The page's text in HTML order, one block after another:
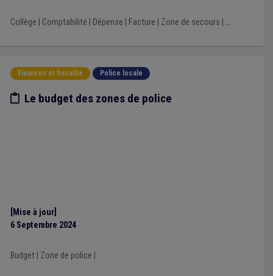
Collège Comptabilité Dépense Facture Zone de secours ...
Finances et fiscalité Police locale
Etude/chiffres
Le budget des zones de police
[Mise à jour]
6 Septembre 2024
Budget| Zone de police